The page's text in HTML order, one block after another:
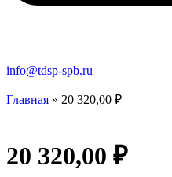
info@tdsp-spb.ru
Главная » 20 320,00 ₽
20 320,00 ₽